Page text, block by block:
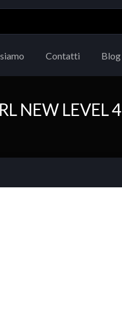
Contatti Blog
NEW LEVEL 4